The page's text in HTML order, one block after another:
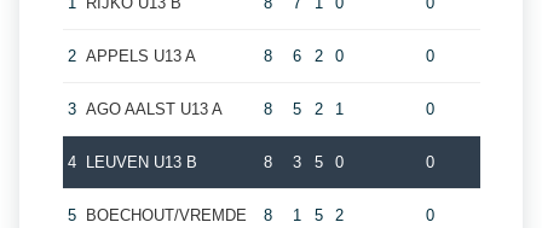
2 APPELS U13 A 8 6 2 0 0
3 AGO AALST U13 A 8 5 2 1 0
4 LEUVEN U13 B 8 3 5 0 0
5 BOECHOUT/VREMDE 8 1 5 2 0